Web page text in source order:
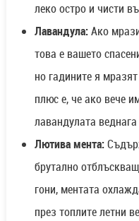
леко остро и чисти
Лавандула:Ако
това е вашето
но гадините я
плюс е, че ако вече
лавандулата
Лютива мента:
брутално
гони, ментата
през топлите летни